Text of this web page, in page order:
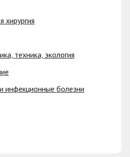
хирургия
техника, экология
инфекционные болезни